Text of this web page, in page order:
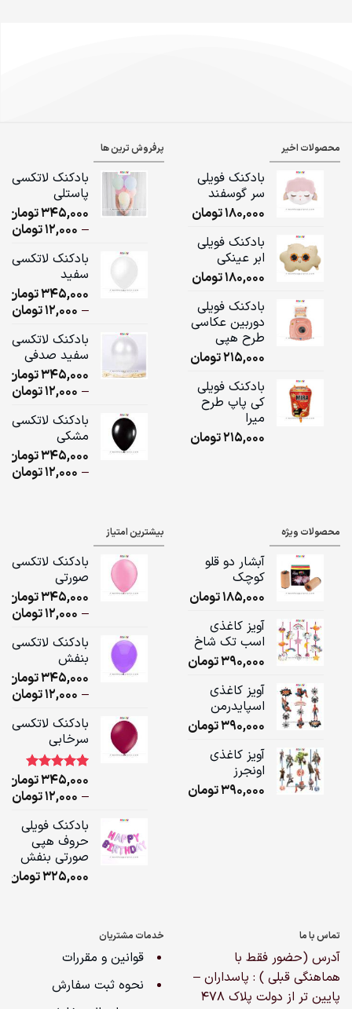
محصولات اخیر
بادکنک فویلی
سر گوسفند
180,000تومان
بادکنک فویلی
ابر عینکی
180,000تومان
بادکنک فویلی
دوربین عکاسی
طرح هپی
215,000تومان
بادکنک فویلی
کی پاپ طرح
میرا
215,000تومان
پرفروش ترین ها
بادکنک لاتکسی
پاستلی
345,000تومان
–
12,000تومان
بادکنک لاتکسی
سفید
345,000تومان
–
12,000تومان
بادکنک لاتکسی
سفید صدفی
345,000تومان
–
12,000تومان
بادکنک لاتکسی
مشکی
345,000تومان
–
12,000تومان
محصولات ویژه
آبشار دو قلو
کوچک
185,000تومان
آویز کاغذی
اسب تک شاخ
390,000تومان
آویز کاغذی
اسپایدرمن
390,000تومان
آویز کاغذی
اونجرز
390,000تومان
بیشترین امتیاز
بادکنک لاتکسی
صورتی
345,000تومان
–
12,000تومان
بادکنک لاتکسی
بنفش
345,000تومان
–
12,000تومان
بادکنک لاتکسی
سرخابی
امتیاز5.00
1
مشتری
345,000تومان
–
12,000تومان
بادکنک فویلی
حروف هپی
صورتی بنفش
325,000تومان
تماس با ما
آدرس (حضور فقط با
هماهنگی قبلی ) : پاسداران –
پایین تر از دولت پلاک ۴۷۸
خدمات مشتریان
قوانین و مقررات
نحوه ثبت سفارش